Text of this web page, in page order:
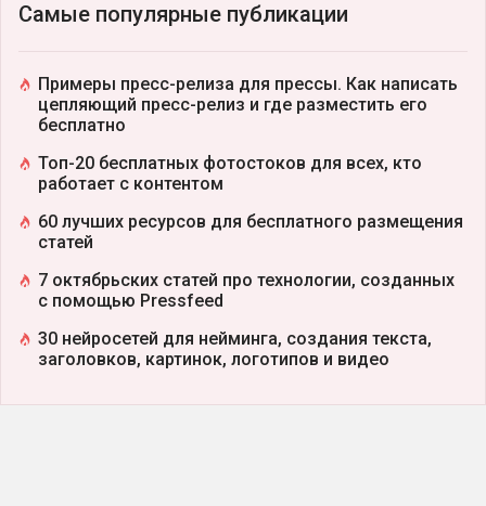
Самые популярные публикации
Примеры пресс-релиза для прессы. Как написать
цепляющий пресс-релиз и где разместить его
бесплатно
Топ-20 бесплатных фотостоков для всех, кто
работает с контентом
60 лучших ресурсов для бесплатного размещения
статей
7 октябрьских статей про технологии, созданных
с помощью Pressfeed
30 нейросетей для нейминга, создания текста,
заголовков, картинок, логотипов и видео